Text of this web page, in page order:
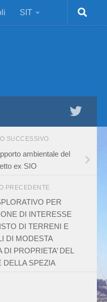
SIT
SUCCESSIVO
ambientale del
ex SIO
PRECEDENTE
PER
DI INTERESSE
DI TERRENI E
DI MODESTA
PROPRIETA’ DEL
DELLA SPEZIA